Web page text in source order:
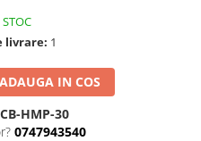
livrare: 1
ADAUGA IN COS
HMP-30
0747943540